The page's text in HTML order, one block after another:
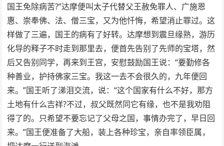
国王免除病苦?”达摩便叫太子代替父王赦免罪人、广施恩
惠、崇奉佛、法、僧三宝，又为他忏悔，希望消止罪过。这
样做了三遍，国王的病有了好转。达摩想到震旦缘熟，游历
化导的释子不时走到那里去，便首先告别了先师的宝塔，然
后又告别同学，再来到王宫，安慰鼓励国王说：“要勤修各
种善业，护持佛家三宝。我这一去不会很久的，九年便回
来。”国王听了涕泪交流，说：“这个国家有什么不好，那方
土地有什么吉祥?不过，叔父既然同它有缘，也不是我劝阻
得了的。只希望不要忘记了父母之国，事情办完了，早日回
来。”国王便准备了大船，装上各种珍宝，亲自率领臣属，